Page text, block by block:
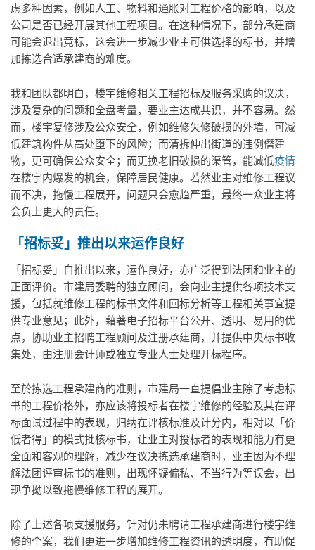
虑多种因素，例如人工、物料和通胀对工程价格的影响，以及
公司是否已经开展其他工程项目。在这种情况下，部分承建商
可能会退出竞标，这会进一步减少业主可供选择的标书，并增
加拣选合适承建商的难度。
我和团队都明白，楼宇维修相关工程招标及服务采购的议决，
涉及复杂的问题和全盘考量，要业主达成共识，并不容易。然
而，楼宇复修涉及公众安全，例如维修失修破损的外墙，可减
低建筑构件从高处堕下的风险；而清拆伸出街道的违例僭建
物，更可确保公众安全；而更换老旧破损的渠管，能减低疫情
在楼宇内爆发的机会，保障居民健康。若然业主对维修工程议
而不决，拖慢工程展开，问题只会愈趋严重，最终一众业主将
会负上更大的责任。
「招标妥」推出以来运作良好
「招标妥」自推出以来，运作良好，亦广泛得到法团和业主的
正面评价。市建局委聘的独立顾问，会向业主提供各项技术支
援，包括就维修工程的标书文件和回标分析等工程相关事宜提
供专业意见；此外，藉著电子招标平台公开、透明、易用的优
点，协助业主招聘工程顾问及注册承建商，并提供中央标书收
集处，由注册会计师或独立专业人士处理开标程序。
至於拣选工程承建商的准则，市建局一直提倡业主除了考虑标
书的工程价格外，亦应该将投标者在楼宇维修的经验及其在评
标面试过程中的表现，归纳在评核标准及计分内，相对以「价
低者得」的模式批核标书，让业主对投标者的表现和能力有更
全面和客观的理解，减少在议决拣选承建商时，业主因为不理
解法团评审标书的准则，出现怀疑偏私、不当行为等误会，出
现争拗以致拖慢维修工程的展开。
除了上述各项支援服务，针对仍未聘请工程承建商进行楼宇维
修的个案，我们更进一步增加维修工程资讯的透明度，有助促